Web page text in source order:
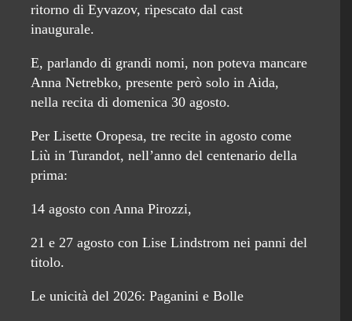
ritorno di Eyvazov, ripescato dal cast
inaugurale.
E, parlando di grandi nomi, non poteva mancare
Anna Netrebko, presente però solo in Aida,
nella recita di domenica 30 agosto.
Per Lisette Oropesa, tre recite in agosto come
Liù in Turandot, nell’anno del centenario della
prima:
14 agosto con Anna Pirozzi,
21 e 27 agosto con Lise Lindstrom nei panni del
titolo.
Le unicità del 2026: Paganini e Bolle